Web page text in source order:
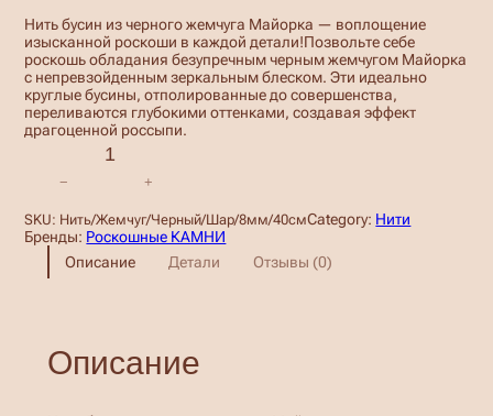
Нить бусин из черного жемчуга Майорка — воплощение
изысканной роскоши в каждой детали!Позвольте себе
роскошь обладания безупречным черным жемчугом Майорка
с непревзойденным зеркальным блеском. Эти идеально
круглые бусины, отполированные до совершенства,
переливаются глубокими оттенками, создавая эффект
драгоценной россыпи.
и
ч
е
о
в
− +
SKU: Нить/Жемчуг/Черный/Шар/8мм/40смCategory: Нити
Бренды: Роскошные КАМНИ
Описание
Детали Отзывы (0)
Описание